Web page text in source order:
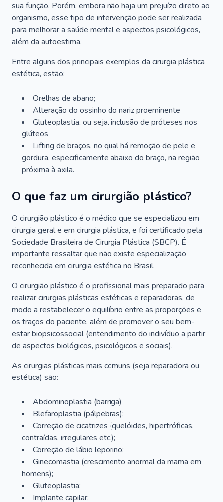
sua função. Porém, embora não haja um prejuízo direto ao
organismo, esse tipo de intervenção pode ser realizada
para melhorar a saúde mental e aspectos psicológicos,
além da autoestima.
Entre alguns dos principais exemplos da cirurgia plástica
estética, estão:
Orelhas de abano;
Alteração do ossinho do nariz proeminente
Gluteoplastia, ou seja, inclusão de próteses nos
glúteos
Lifting de braços, no qual há remoção de pele e
gordura, especificamente abaixo do braço, na região
próxima à axila.
O que faz um cirurgião plástico?
O cirurgião plástico é o médico que se especializou em
cirurgia geral e em cirurgia plástica, e foi certificado pela
Sociedade Brasileira de Cirurgia Plástica (SBCP). É
importante ressaltar que não existe especialização
reconhecida em cirurgia estética no Brasil.
O cirurgião plástico é o profissional mais preparado para
realizar cirurgias plásticas estéticas e reparadoras, de
modo a restabelecer o equilíbrio entre as proporções e
os traços do paciente, além de promover o seu bem-
estar biopsicossocial (entendimento do indivíduo a partir
de aspectos biológicos, psicológicos e sociais).
As cirurgias plásticas mais comuns (seja reparadora ou
estética) são:
Abdominoplastia (barriga)
Blefaroplastia (pálpebras);
Correção de cicatrizes (quelóides, hipertróficas,
contraídas, irregulares etc.);
Correção de lábio leporino;
Ginecomastia (crescimento anormal da mama em
homens);
Gluteoplastia;
Implante capilar;